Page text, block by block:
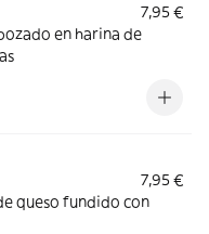
7,95 €
en harina de
7,95 €
queso fundido con